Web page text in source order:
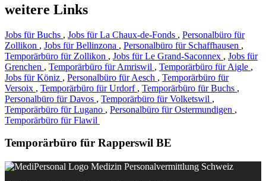
weitere Links
Jobs für Buchs , Jobs für La Chaux-de-Fonds , Personalbüro für
Zollikon , Jobs für Bellinzona , Personalbüro für Schaffhausen ,
Temporärbüro für Zollikon , Jobs für Le Grand-Saconnex , Jobs für
Grenchen , Temporärbüro für Amriswil , Temporärbüro für Aigle ,
Jobs für Köniz , Personalbüro für Aesch , Temporärbüro für
Versoix , Temporärbüro für Urdorf , Temporärbüro für Buchs ,
Personalbüro für Davos , Temporärbüro für Volketswil ,
Temporärbüro für Lugano , Personalbüro für Ostermundigen ,
Temporärbüro für Flawil
Temporärbüro für Rapperswil BE